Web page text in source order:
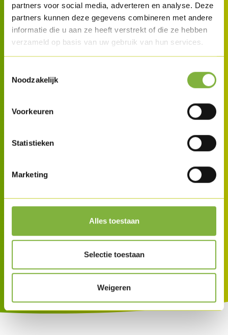
partners voor social media, adverteren en analyse. Deze
partners kunnen deze gegevens combineren met andere
informatie die u aan ze heeft verstrekt of die ze hebben
verzameld op basis van uw gebruik van hun services.
Noodzakelijk
Voorkeuren
Statistieken
Marketing
Alles toestaan
Selectie toestaan
Weigeren